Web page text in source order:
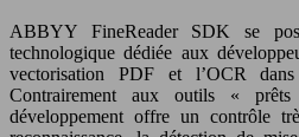
ABBYY FineReader SDK se
technologique dédiée aux
vectorisation PDF et l’OCR
Contrairement aux outils «
développement offre un contrôle